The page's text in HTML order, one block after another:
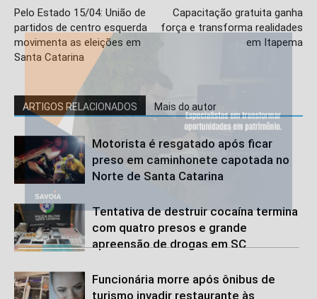
Pelo Estado 15/04: União de
partidos de centro esquerda
movimenta as eleições em
Santa Catarina
Capacitação gratuita ganha
força e transforma realidades
em Itapema
ARTIGOS RELACIONADOS Mais do autor
Motorista é resgatado após ficar
preso em caminhonete capotada no
Norte de Santa Catarina
Tentativa de destruir cocaína termina
com quatro presos e grande
apreensão de drogas em SC
Funcionária morre após ônibus de
turismo invadir restaurante às